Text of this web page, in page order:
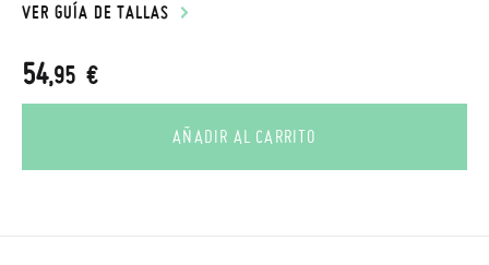
VER GUÍA DE TALLAS
54,95 €
AÑADIR AL CARRITO